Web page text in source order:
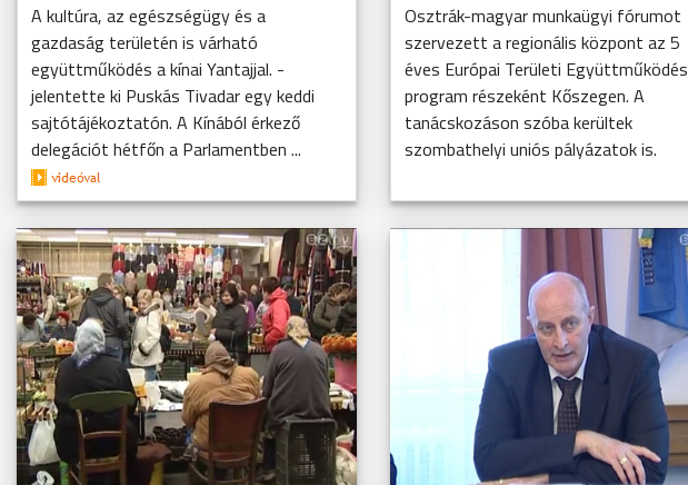
A kultúra, az egészségügy és a
gazdaság területén is várható
együttműködés a kínai Yantajjal. -
jelentette ki Puskás Tivadar egy keddi
sajtótájékoztatón. A Kínából érkező
delegációt hétfőn a Parlamentben ...
Osztrák-magyar munkaügyi fórumot
szervezett a regionális központ az 5
éves Európai Területi Együttműködés
program részeként Kőszegen. A
tanácskozáson szóba kerültek
szombathelyi uniós pályázatok is.